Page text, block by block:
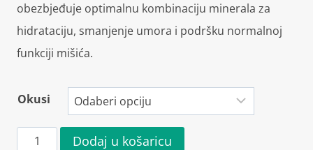
obezbjeđuje optimalnu kombinaciju minerala za
hidrataciju, smanjenje umora i podršku normalnoj
funkciji mišića.
Okusi
Zumub
Dodaj u košaricu